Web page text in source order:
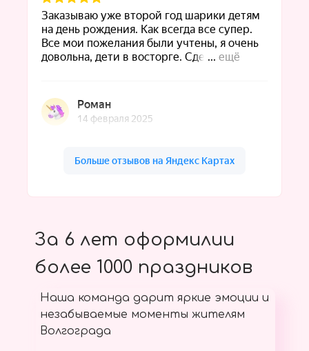
За 6 лет оформилии
более 1000 праздников
Наша команда дарит яркие эмоции и
незабываемые моменты жителям
Волгограда